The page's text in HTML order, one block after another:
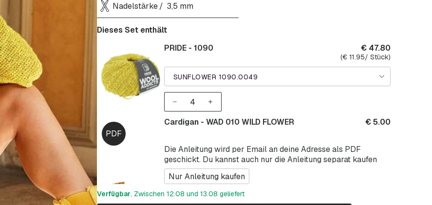
Nadelstärke 3,5 mm
Dieses Set enthält
SUNFLOWER 1090.0049
PRIDE - 1090 €47.80
(€11.95/ Stück)
Die Anleitung wird per Email an deine Adresse als PDF
geschickt. Du kannst auch nur die Anleitung separat kaufen
Nur Anleitung kaufen
Cardigan - WAD 010 WILD FLOWER €5.00
Verfügbar, Zwischen 12.08 und 13.08 geliefert